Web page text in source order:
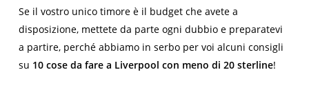
Se il vostro unico timore è il budget che avete a
disposizione, mettete da parte ogni dubbio e preparatevi
a partire, perché abbiamo in serbo per voi alcuni consigli
su 10 cose da fare a Liverpool con meno di 20 sterline!